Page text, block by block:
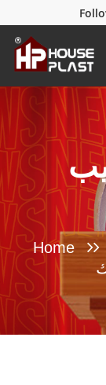
Home